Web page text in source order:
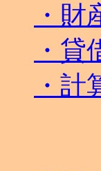
・財
・貸
・